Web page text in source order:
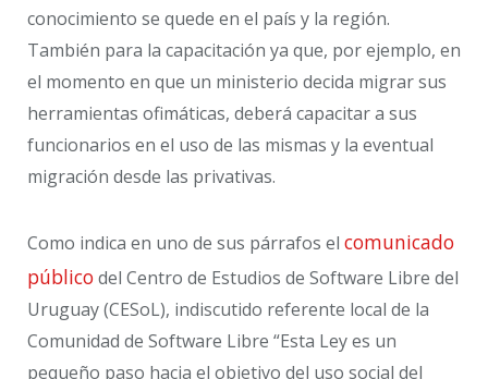
conocimiento se quede en el país y la región.
También para la capacitación ya que, por ejemplo, en
el momento en que un ministerio decida migrar sus
herramientas ofimáticas, deberá capacitar a sus
funcionarios en el uso de las mismas y la eventual
migración desde las privativas.
Como indica en uno de sus párrafos el comunicado
públicodel Centro de Estudios de Software Libre del
Uruguay (CESoL), indiscutido referente local de la
Comunidad de Software Libre “Esta Ley es un
pequeño paso hacia el objetivo del uso social del